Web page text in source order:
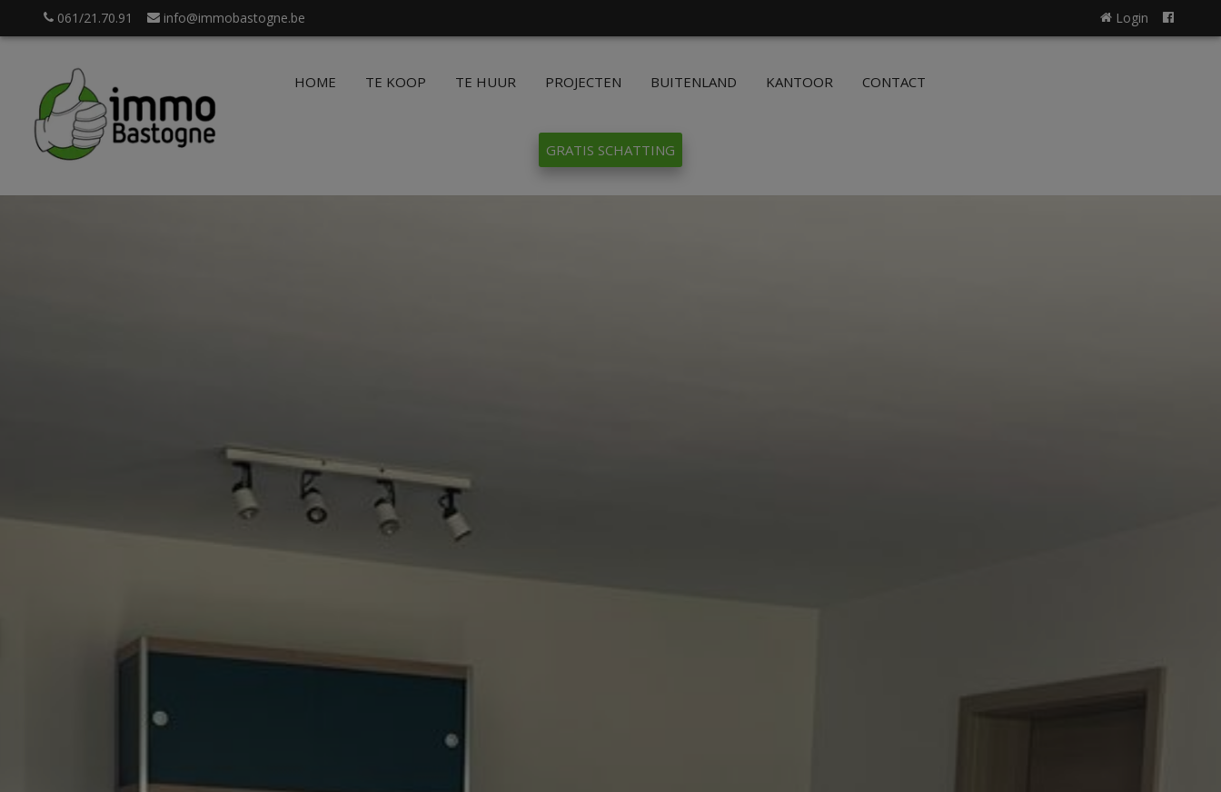
061/21.70.91 info@immobastogne.be Login
HOME TE KOOP TE HUUR PROJECTEN BUITENLAND KANTOOR CONTACT
GRATIS SCHATTING